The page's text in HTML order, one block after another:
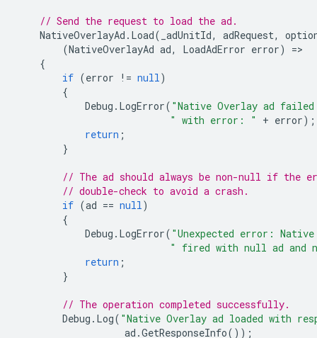
// Send the request to load the ad.
NativeOverlayAd . Load( _adUnitId, adRequest,
(NativeOverlayAd ad, LoadAdError error) =
{
if (error != null)
{
Debug . LogError( "Native Overlay ad
" with error: "
+ error);
return ;
}
// The ad should always be non-null if the
// double-check to avoid a crash.
if (ad == null)
{
Debug . LogError( "Unexpected error:
" fired with null ad and
return ;
}
// The operation completed successfully.
Debug . Log( "Native Overlay ad loaded with
ad .GetResponseInfo());